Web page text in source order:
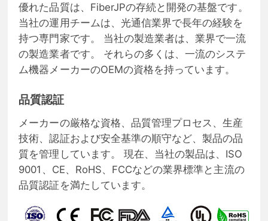
優れた品質は、FiberJPの存続と開発の基盤です。
当社の運用チームは、光通信業界で長年の経験を
持つ専門家です。 当社の製造業者は、業界で一流
の製造業者です。 それらの多くは、一流のシステ
ム機器メーカーのOEMの資格を持っています。
品質認証
メーカーの厳格な資格、品質管理プロセス、生産
技術、認証および安全基準の順守など、製品の品
質を管理しています。 現在、当社の製品は、ISO
9001、CE、RoHS、FCCなどの業界標準と主流の
品質認証を満たしています。